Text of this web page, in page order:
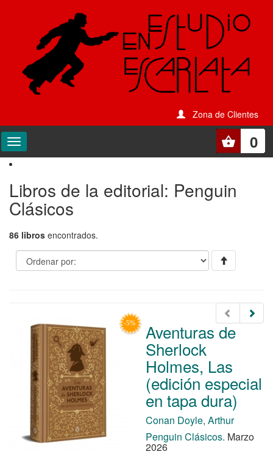
Zona de Clientes
0
Libros de la editorial: Penguin
Clásicos
86 libros encontrados.
Aventuras de
Sherlock
Holmes, Las
(edición especial
en tapa dura)
Conan Doyle, Arthur
Penguin Clásicos. Marzo
2026